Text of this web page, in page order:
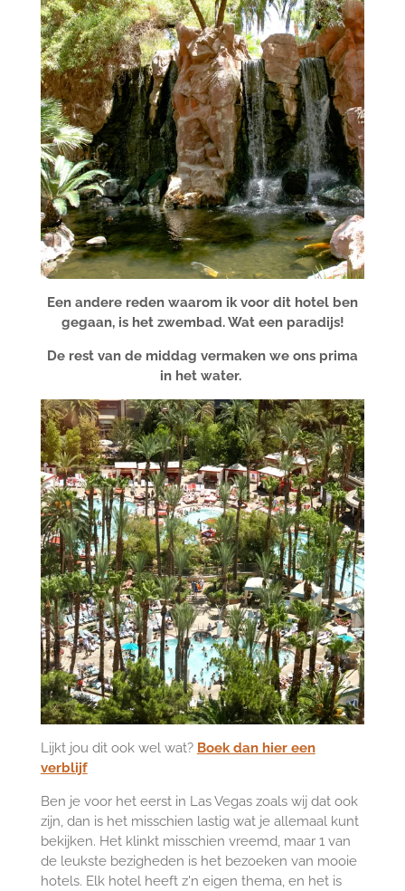
Een andere reden waarom ik voor dit hotel ben
gegaan, is het zwembad. Wat een paradijs!
De rest van de middag vermaken we ons prima
in het water.
Lijkt jou dit ook wel wat? Boek dan hier een
verblijf
Ben je voor het eerst in Las Vegas zoals wij dat ook
zijn, dan is het misschien lastig wat je allemaal kunt
bekijken. Het klinkt misschien vreemd, maar 1 van
de leukste bezigheden is het bezoeken van mooie
hotels. Elk hotel heeft z'n eigen thema, en het is